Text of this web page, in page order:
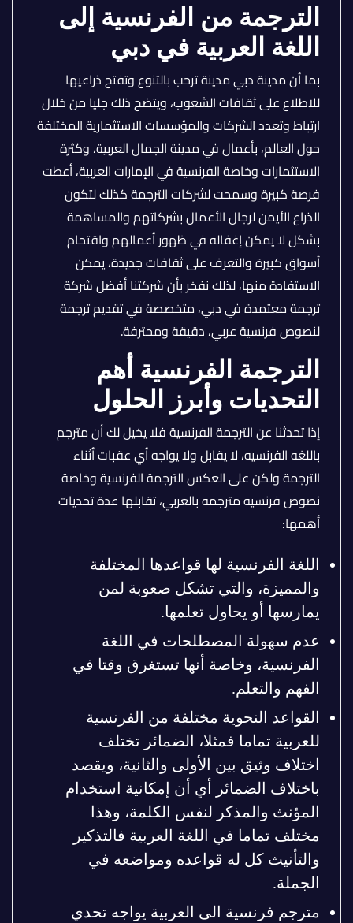
الترجمة من الفرنسية إلى
اللغة العربية في دبي
بما أن مدينة دبي مدينة ترحب بالتنوع وتفتح ذراعيها
للاطلاع على ثقافات الشعوب، ويتضح ذلك جليا من خلال
ارتباط وتعدد الشركات والمؤسسات الاستثمارية المختلفة
حول العالم، بأعمال في مدينة الجمال العربية، وكثرة
الاستثمارات وخاصة الفرنسية في الإمارات العربية، أعطت
فرصة كبيرة وسمحت لشركات الترجمة كذلك لتكون
الذراع الأيمن لرجال الأعمال بشركاتهم والمساهمة
بشكل لا يمكن إغفاله في ظهور أعمالهم واقتحام
أسواق كبيرة والتعرف على ثقافات جديدة، يمكن
الاستفادة منها، لذلك نفخر بأن شركتنا أفضل شركة
ترجمة معتمدة في دبي، متخصصة في تقديم ترجمة
لنصوص فرنسية عربي، دقيقة ومحترفة.
الترجمة الفرنسية أهم
التحديات وأبرز الحلول
إذا تحدثنا عن الترجمة الفرنسية فلا يخيل لك أن مترجم
باللغه الفرنسيه، لا يقابل ولا يواجه أي عقبات أثناء
الترجمة ولكن على العكس الترجمة الفرنسية وخاصة
نصوص فرنسيه مترجمه بالعربي، تقابلها عدة تحديات
أهمها:
اللغة الفرنسية لها قواعدها المختلفة
والمميزة، والتي تشكل صعوبة لمن
يمارسها أو يحاول تعلمها.
عدم سهولة المصطلحات في اللغة
الفرنسية، وخاصة أنها تستغرق وقتا في
الفهم والتعلم.
القواعد النحوية مختلفة من الفرنسية
للعربية تماما فمثلا، الضمائر تختلف
اختلاف وثيق بين الأولى والثانية، ويقصد
باختلاف الضمائر أي أن إمكانية استخدام
المؤنث والمذكر لنفس الكلمة، وهذا
مختلف تماما في اللغة العربية فالتذكير
والتأنيث كل له قواعده ومواضعه في
الجملة.
مترجم فرنسية الى العربية يواجه تحدي